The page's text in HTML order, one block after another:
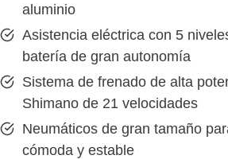
aluminio
Asistencia eléctrica con 5
batería de gran autonomía
Sistema de frenado de alta
Shimano de 21 velocidades
Neumáticos de gran tamaño
cómoda y estable